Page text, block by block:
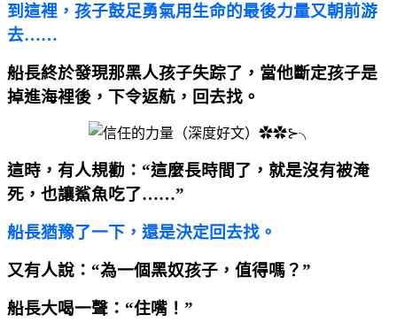
到這裡，孩子鼓足勇氣用生命的最後力量又朝前游
去……
船長終於發現那黑人孩子失踪了，當他斷定孩子是
掉進海裡後，下令返航，回去找。
這時，有人規勸：“這麼長時間了，就是沒有被淹
死，也讓鯊魚吃了……”
船長猶豫了一下，還是決定回去找。
又有人說：“為一個黑奴孩子，值得嗎？”
船長大喝一聲：“住嘴！”